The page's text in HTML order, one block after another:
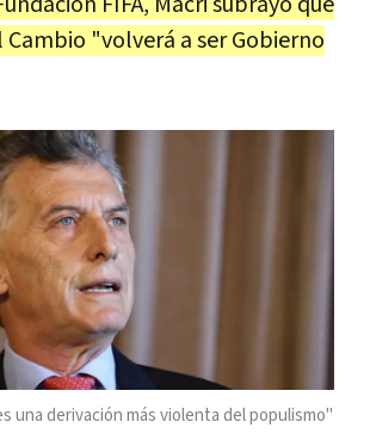
"volverá a ser Gobierno
una derivación más violenta del populismo"